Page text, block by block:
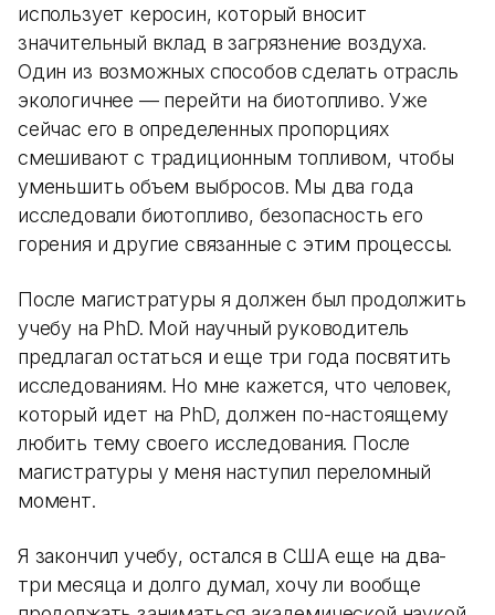
использует керосин, который вносит
значительный вклад в загрязнение воздуха.
Один из возможных способов сделать отрасль
экологичнее — перейти на биотопливо. Уже
сейчас его в определенных пропорциях
смешивают с традиционным топливом, чтобы
уменьшить объем выбросов. Мы два года
исследовали биотопливо, безопасность его
горения и другие связанные с этим процессы.
После магистратуры я должен был продолжить
учебу на PhD. Мой научный руководитель
предлагал остаться и еще три года посвятить
исследованиям. Но мне кажется, что человек,
который идет на PhD, должен по-настоящему
любить тему своего исследования. После
магистратуры у меня наступил переломный
момент.
Я закончил учебу, остался в США еще на два-
три месяца и долго думал, хочу ли вообще